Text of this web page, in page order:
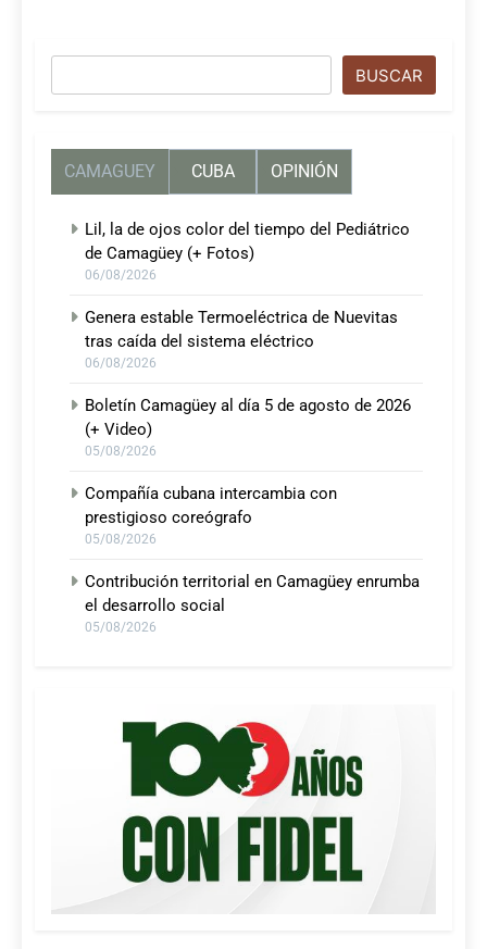
BUSCAR
CAMAGUEY CUBA OPINIÓN
Lil, la de ojos color del tiempo del Pediátrico
de Camagüey (+ Fotos)
06/08/2026
Genera estable Termoeléctrica de Nuevitas
tras caída del sistema eléctrico
06/08/2026
Boletín Camagüey al día 5 de agosto de 2026
(+ Video)
05/08/2026
Compañía cubana intercambia con
prestigioso coreógrafo
05/08/2026
Contribución territorial en Camagüey enrumba
el desarrollo social
05/08/2026